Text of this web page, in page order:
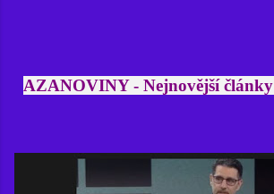
AZANOVINY - Nejnovější články